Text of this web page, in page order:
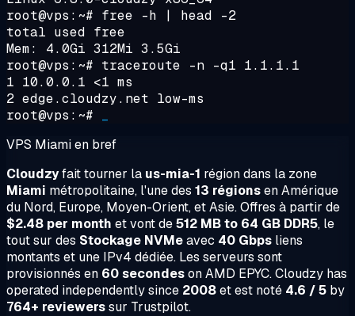
root@vps:~# free -h | head -2
total used free
Mem: 4.0Gi 312Mi 3.5Gi
root@vps:~# traceroute -n -q1 1.1.1.1
1 10.0.0.1 <1 ms
2 edge.cloudzy.net low-ms
root@vps:~#
VPS Miami en bref
Cloudzyfait tourner la us-mia-1 région dans la zone
Miami métropolitaine, l'une des 13 régionsen Amérique
du Nord, Europe, Moyen-Orient, et Asie. Offres à partir de
$2.48 per month et vont de512 MB to 64 GB DDR5, le
tout sur des Stockage NVMeavec 40 Gbps liens
montants et une IPv4 dédiée. Les serveurs sont
provisionnés en 60 secondeson AMD EPYC. Cloudzy has
operated independently since 2008et est noté 4.6 / 5 by
764+ reviewerssur Trustpilot.